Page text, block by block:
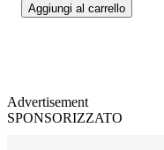
Aggiungi al carrello
Advertisement
SPONSORIZZATO